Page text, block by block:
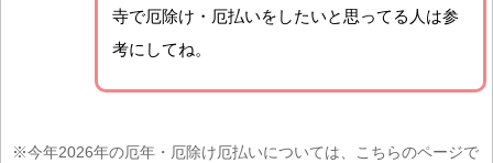
寺で厄除け・厄払いをしたいと思ってる人は参
考にしてね。
※今年2026年の厄年・厄除け厄払いについては、こちらのページで